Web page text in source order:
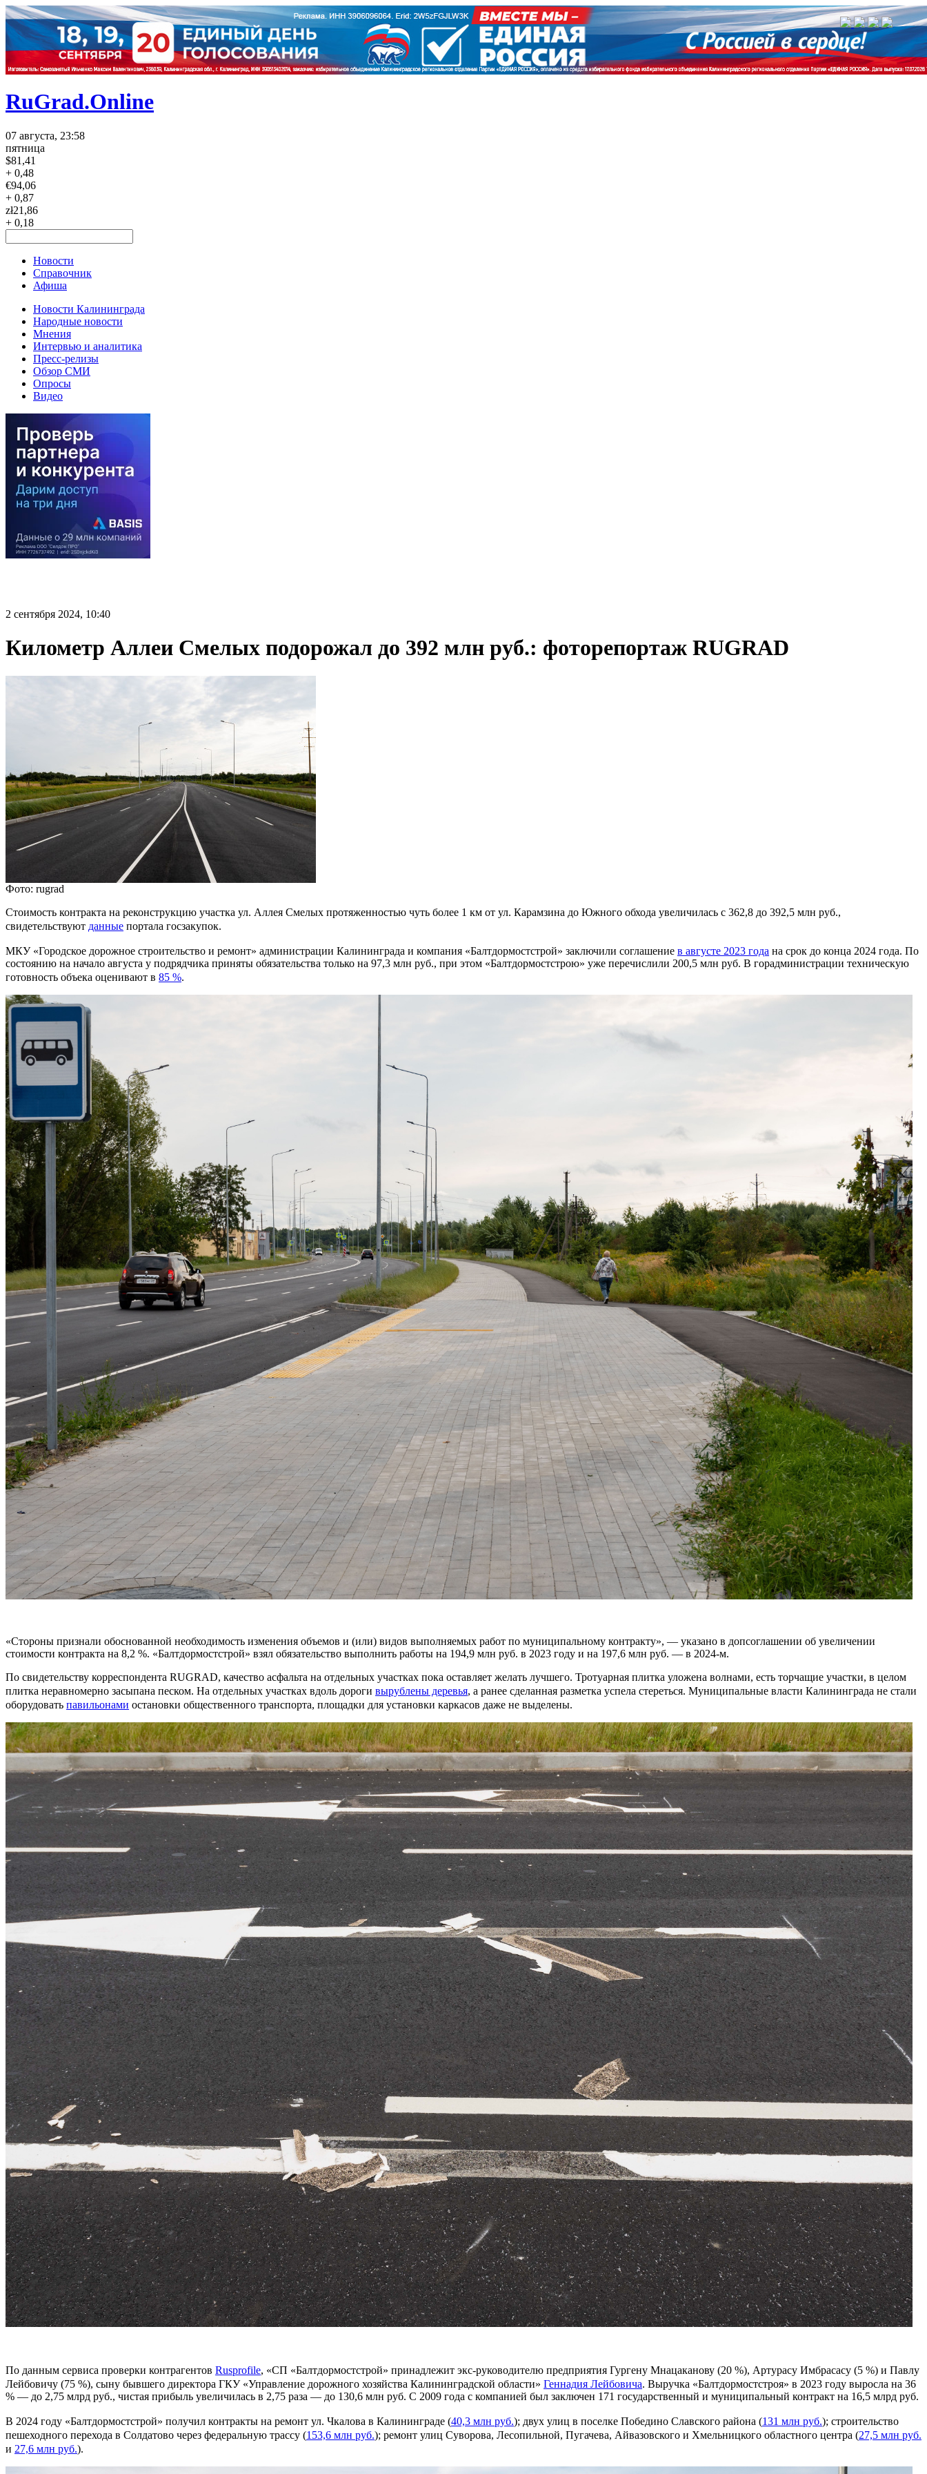
RuGrad.Online
07 августа, 23:58
пятница
$81,41
+ 0,48
€94,06
+ 0,87
zł21,86
+ 0,18
Новости
Справочник
Афиша
Новости Калининграда
Народные новости
Мнения
Интервью и аналитика
Пресс-релизы
Обзор СМИ
Опросы
Видео
2 сентября 2024, 10:40
Километр Аллеи Смелых подорожал до 392 млн руб.: фоторепортаж RUGRAD
Фото: rugrad
Стоимость контракта на реконструкцию участка ул. Аллея Смелых протяженностью чуть более 1 км от ул. Карамзина до Южного обхода увеличилась с 362,8 до 392,5 млн руб.,
свидетельствуют данные портала госзакупок.
МКУ «Городское дорожное строительство и ремонт» администрации Калининграда и компания «Балтдормостстрой» заключили соглашение в августе 2023 года на срок до конца 2024 года. По
состоянию на начало августа у подрядчика приняты обязательства только на 97,3 млн руб., при этом «Балтдормостстрою» уже перечислили 200,5 млн руб. В горадминистрации техническую
готовность объека оценивают в 85 %.
«Стороны признали обоснованной необходимость изменения объемов и (или) видов выполняемых работ по муниципальному контракту», — указано в допсоглашении об увеличении
стоимости контракта на 8,2 %. «Балтдормостстрой» взял обязательство выполнить работы на 194,9 млн руб. в 2023 году и на 197,6 млн руб. — в 2024-м.
По свидетельству корреспондента RUGRAD, качество асфальта на отдельных участках пока оставляет желать лучшего. Тротуарная плитка уложена волнами, есть торчащие участки, в целом
плитка неравномерно засыпана песком. На отдельных участках вдоль дороги вырублены деревья, а ранее сделанная разметка успела стереться. Муниципальные власти Калининграда не стали
оборудовать павильонами остановки общественного транспорта, площадки для установки каркасов даже не выделены.
По данным сервиса проверки контрагентов Rusprofile, «СП «Балтдормостстрой» принадлежит экс-руководителю предприятия Гургену Мнацаканову (20 %), Артурасу Имбрасасу (5 %) и Павлу
Лейбовичу (75 %), сыну бывшего директора ГКУ «Управление дорожного хозяйства Калининградской области» Геннадия Лейбовича. Выручка «Балтдормостстроя» в 2023 году выросла на 36
% — до 2,75 млрд руб., чистая прибыль увеличилась в 2,75 раза — до 130,6 млн руб. С 2009 года с компанией был заключен 171 государственный и муниципальный контракт на 16,5 млрд руб.
В 2024 году «Балтдормостстрой» получил контракты на ремонт ул. Чкалова в Калининграде (40,3 млн руб.); двух улиц в поселке Победино Славского района (131 млн руб.); строительство
пешеходного перехода в Солдатово через федеральную трассу (153,6 млн руб.); ремонт улиц Суворова, Лесопильной, Пугачева, Айвазовского и Хмельницкого областного центра (27,5 млн руб.
и 27,6 млн руб.).